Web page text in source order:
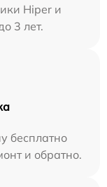
Hiper и
3 лет.
бесплатно
и обратно.